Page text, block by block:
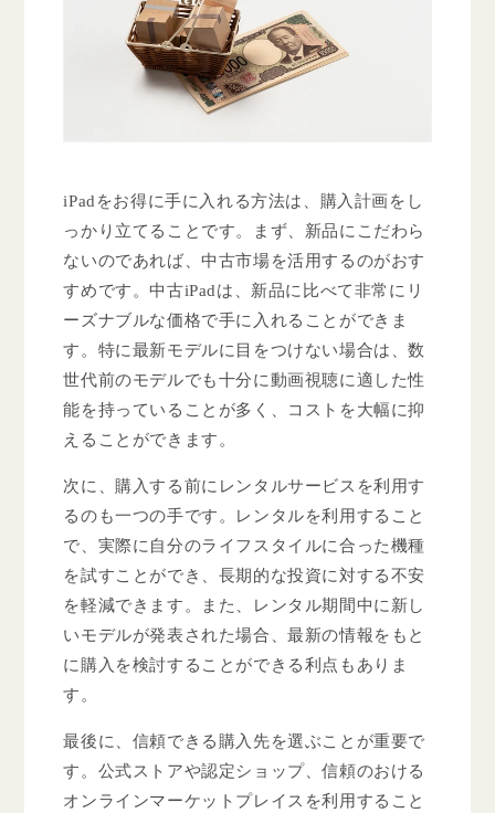
iPadをお得に手に入れる方法は、購入計画をし
っかり立てることです。まず、新品にこだわら
ないのであれば、中古市場を活用するのがおす
すめです。中古iPadは、新品に比べて非常にリ
ーズナブルな価格で手に入れることができま
す。特に最新モデルに目をつけない場合は、数
世代前のモデルでも十分に動画視聴に適した性
能を持っていることが多く、コストを大幅に抑
えることができます。
次に、購入する前にレンタルサービスを利用す
るのも一つの手です。レンタルを利用すること
で、実際に自分のライフスタイルに合った機種
を試すことができ、長期的な投資に対する不安
を軽減できます。また、レンタル期間中に新し
いモデルが発表された場合、最新の情報をもと
に購入を検討することができる利点もありま
す。
最後に、信頼できる購入先を選ぶことが重要で
す。公式ストアや認定ショップ、信頼のおける
オンラインマーケットプレイスを利用すること